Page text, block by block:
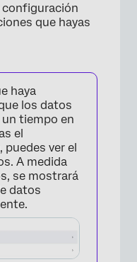
×
configuración
que hayas
haya
los datos
tiempo en
el
puedes ver el
A medida
se mostrará
datos